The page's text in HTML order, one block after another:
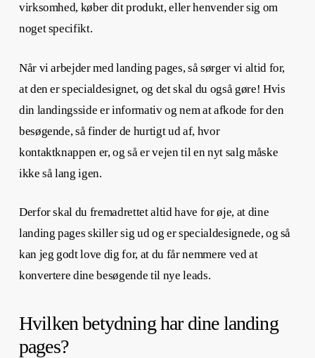
virksomhed, køber dit produkt, eller henvender sig om
noget specifikt.
Når vi arbejder med landing pages, så sørger vi altid for,
at den er specialdesignet, og det skal du også gøre! Hvis
din landingsside er informativ og nem at afkode for den
besøgende, så finder de hurtigt ud af, hvor
kontaktknappen er, og så er vejen til en nyt salg måske
ikke så lang igen.
Derfor skal du fremadrettet altid have for øje, at dine
landing pages skiller sig ud og er specialdesignede, og så
kan jeg godt love dig for, at du får nemmere ved at
konvertere dine besøgende til nye leads.
Hvilken betydning har dine landing
pages?